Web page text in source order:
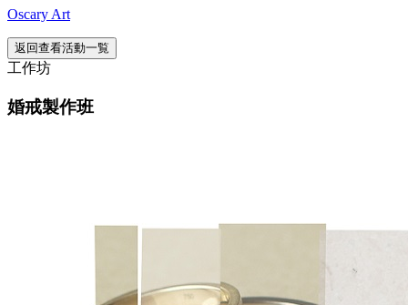
Oscary Art
返回查看活動一覧
工作坊
婚戒製作班